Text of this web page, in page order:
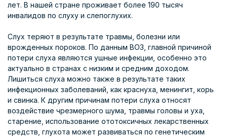
лет. В нашей стране проживает более 190 тысяч
инвалидов по слуху и слепоглухих.
Слух теряют в результате травмы, болезни или
врожденных пороков. По данным ВОЗ, главной причиной
потери слуха являются ушные инфекции, особенно это
актуально в странах с низким и средним доходом.
Лишиться слуха можно также в результате таких
инфекционных заболеваний, как краснуха, менингит, корь
и свинка. К другим причинам потери слуха относят
воздействие чрезмерного шума, травмы головы и уха,
старение, использование ототоксичных лекарственных
средств, глухота может развиваться по генетическим